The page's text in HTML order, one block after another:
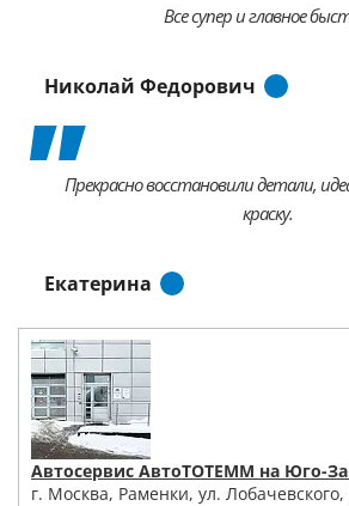
Все супер и главное
Николай Федорович
Прекрасно восстановили детали,
краску.
Екатерина
Автосервис АвтоТОТЕММ на Юго-
г. Москва, Раменки, ул. Лобачевского,